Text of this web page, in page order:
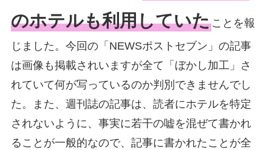
のホテルも利用していたことを報
じました。今回の「NEWSポストセブン」の記事
は画像も掲載されいますが全て「ぼかし加工」さ
れていて何が写っているのか判別できませんでし
た。また、週刊誌の記事は、読者にホテルを特定
されないように、事実に若干の嘘を混ぜて書かれ
ることが一般的なので、記事に書かれたことが全